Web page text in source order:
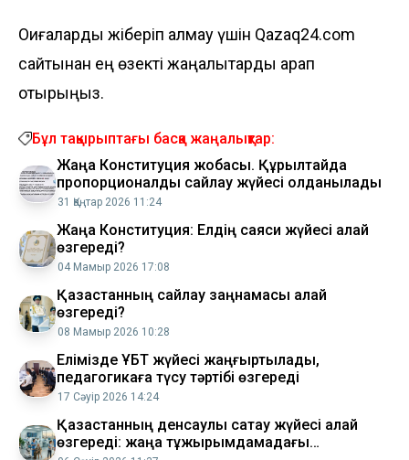
Оқиғаларды жіберіп алмау үшін Qazaq24.com
сайтынан ең өзекті жаңалықтарды қарап
отырыңыз.
Бұл тақырыптағы басқа жаңалықтар:
Жаңа Конституция жобасы. Құрылтайда
пропорционалды сайлау жүйесі қолданылады
31 Қаңтар 2026 11:24
Жаңа Конституция: Елдің саяси жүйесі қалай
өзгереді?
04 Мамыр 2026 17:08
Қазақстанның сайлау заңнамасы қалай
өзгереді?
08 Мамыр 2026 10:28
Елімізде ҰБТ жүйесі жаңғыртылады,
педагогикаға түсу тәртібі өзгереді
17 Сәуір 2026 14:24
Қазақстанның денсаулық сақтау жүйесі қалай
өзгереді: жаңа тұжырымдамадағы